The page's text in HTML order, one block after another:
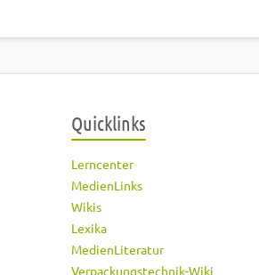
Quicklinks
Lerncenter
MedienLinks
Wikis
Lexika
MedienLiteratur
Verpackungstechnik-Wiki